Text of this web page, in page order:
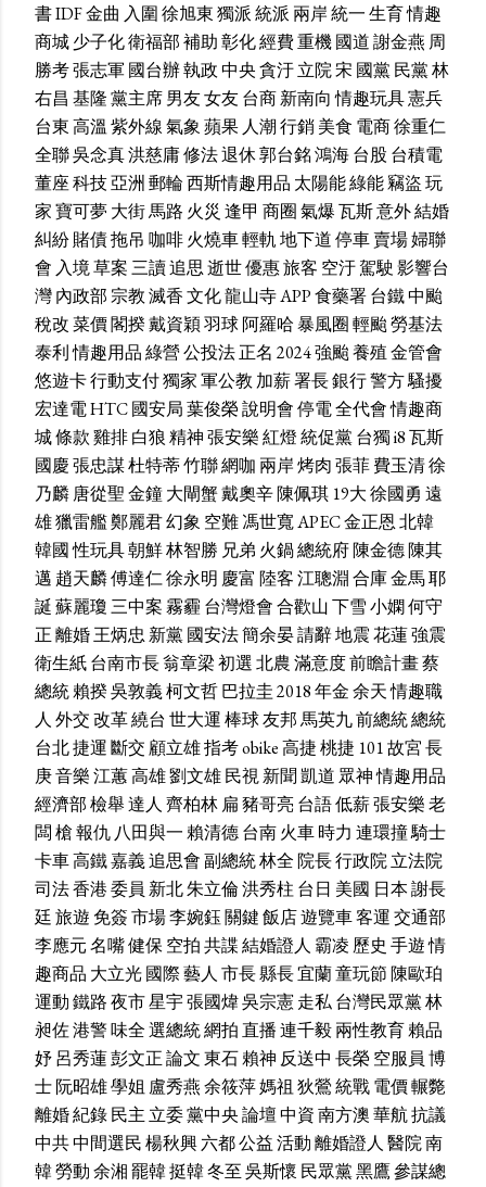
書IDF金曲 入圍徐旭東獨派統派 兩岸統一生育情趣
商城少子化衛福部補助彰化經費重機國道謝金燕 周
勝考張志軍國台辦執政中央貪汙立院宋 國黨民黨林
右昌 基隆黨主席男友女友台商新南向 情趣玩具憲兵
台東高溫 紫外線氣象蘋果 人潮行銷美食 電商徐重仁
全聯吳念真洪慈庸修法退休郭台銘鴻海台股 台積電
董座科技亞洲 郵輪西斯情趣用品 太陽能綠能竊盜玩
家寶可夢大街馬路 火災 逢甲 商圈氣爆瓦斯意外結婚
糾紛賭債拖吊 咖啡火燒車輕軌地下道停車賣場婦聯
會 入境草案三讀追思逝世優惠旅客 空汙駕駛影響台
灣內政部宗教滅香文化龍山寺APP食藥署台鐵中颱
稅改菜價閣揆戴資穎羽球阿羅哈暴風圈輕颱勞基法
泰利情趣用品綠營公投法正名 2024強颱養殖金管會
悠遊卡行動支付獨家軍公教 加薪署長銀行警方騷擾
宏達電HTC國安局葉俊榮說明會停電全代會情趣商
城條款雞排白狼精神張安樂紅燈統促黨台獨i8瓦斯
國慶張忠謀杜特蒂竹聯網咖 兩岸烤肉張菲費玉清徐
乃麟唐從聖金鐘大閘蟹戴奧辛陳佩琪 19大徐國勇 遠
雄獵雷艦鄭麗君幻象 空難馮世寬APEC金正恩北韓
韓國性玩具朝鮮林智勝 兄弟 火鍋總統府陳金德陳其
邁 趙天麟傅達仁徐永明 慶富 陸客江聰淵 合庫金馬耶
誕蘇麗瓊三中案霧霾 台灣燈會合歡山下雪小嫻何守
正離婚王炳忠 新黨國安法簡余晏請辭地震花蓮強震
衛生紙台南市長翁章梁初選北農滿意度前瞻計畫蔡
總統賴揆吳敦義柯文哲巴拉圭2018年金余天情趣職
人 外交改革繞台 世大運棒球友邦馬英九前總統總統
台北捷運 斷交 顧立雄指考obike高捷桃捷 101故宮長
庚音樂江蕙高雄劉文雄民視新聞 凱道 眾神情趣用品
經濟部檢舉達人 齊柏林 扁豬哥亮台語低薪張安樂老
闆槍報仇 八田與一賴清德台南火車時力 連環撞騎士
卡車高鐵嘉義追思會副總統林全 院長行政院立法院
司法香港委員 新北朱立倫洪秀柱 台日 美國 日本謝長
廷旅遊 免簽市場李婉鈺關鍵飯店遊覽車客運交通部
李應元名嘴健保空拍共諜結婚證人 霸凌 歷史 手遊情
趣商品 大立光國際藝人 市長縣長宜蘭童玩節陳歐珀
運動鐵路夜市星宇張國煒吳宗憲走私台灣民眾黨林
昶佐港警味全選總統網拍直播連千毅兩性教育賴品
妤呂秀蓮彭文正論文東石賴神 反送中 長榮空服員 博
士阮昭雄學姐 盧秀燕余筱萍媽祖 狄鶯統戰電價輾斃
離婚紀錄民主 立委黨中央論壇中資南方澳華航抗議
中共中間選民楊秋興六都公益活動離婚證人 醫院南
韓勞動余湘罷韓挺韓冬至吳斯懷 民眾黨黑鷹參謀總